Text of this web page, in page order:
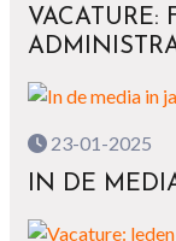
VACATURE:
23-01-2025
IN DE